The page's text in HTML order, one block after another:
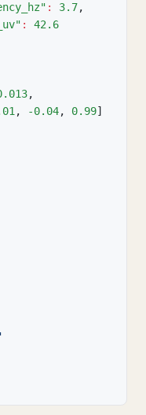
: 3.7,
:
42.6
,
, -0.04, 0.99]